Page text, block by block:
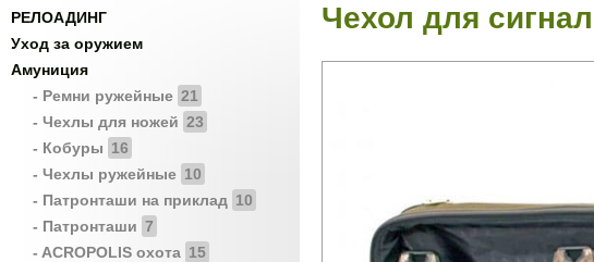
РЕЛОАДИНГ
Уход за оружием
Амуниция
- Ремни ружейные 21
- Чехлы для ножей 23
- Кобуры 16
- Чехлы ружейные 10
- Патронташи на приклад 10
- Патронташи 7
- ACROPOLIS охота 15
Чехол для